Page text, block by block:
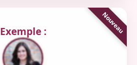
Exemple :